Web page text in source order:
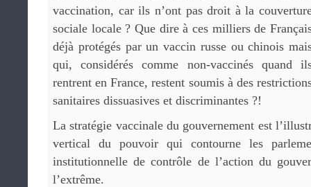
vaccination, car ils n’ont pas droit à la
sociale locale ? Que dire à ces milliers de
déjà protégés par un vaccin russe ou chinois
qui, considérés comme non-vaccinés quand
rentrent en France, restent soumis à des
sanitaires dissuasives et discriminantes ?!
La stratégie vaccinale du gouvernement est
vertical du pouvoir qui contourne les
institutionnelle de contrôle de l’action du
l’extrême.